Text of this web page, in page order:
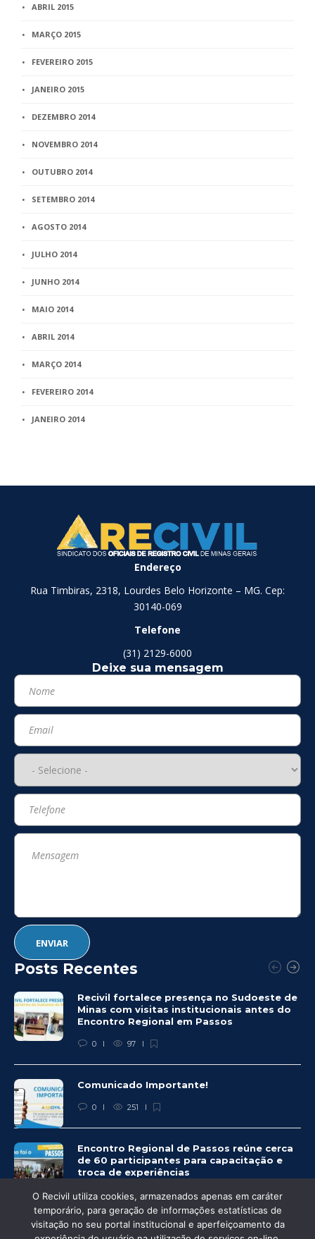
ABRIL 2015
MARÇO 2015
FEVEREIRO 2015
JANEIRO 2015
DEZEMBRO 2014
NOVEMBRO 2014
OUTUBRO 2014
SETEMBRO 2014
AGOSTO 2014
JULHO 2014
JUNHO 2014
MAIO 2014
ABRIL 2014
MARÇO 2014
FEVEREIRO 2014
JANEIRO 2014
Endereço
Rua Timbiras, 2318, Lourdes Belo Horizonte – MG. Cep:
30140-069
Telefone
(31) 2129-6000
Deixe sua mensagem
Posts Recentes
Recivil fortalece presença no Sudoeste de
Minas com visitas institucionais antes do
Encontro Regional em Passos
0 97
Comunicado Importante!
0 251
Encontro Regional de Passos reúne cerca
de 60 participantes para capacitação e
troca de experiências
0 253
O Recivil utiliza cookies, armazenados apenas em caráter
temporário, para geração de informações estatísticas de
visitação no seu portal institucional e aperfeiçoamento da